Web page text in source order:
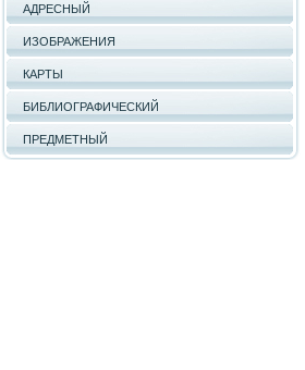
АДРЕСНЫЙ
ИЗОБРАЖЕНИЯ
КАРТЫ
БИБЛИОГРАФИЧЕСКИЙ
ПРЕДМЕТНЫЙ